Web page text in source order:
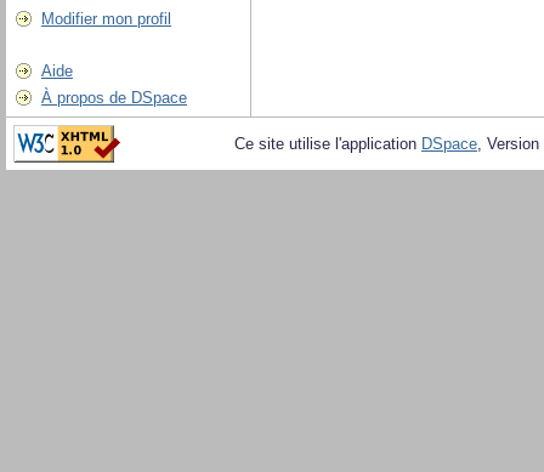
Modifier mon profil
Aide
À propos de DSpace
Ce site utilise l'application DSpace,